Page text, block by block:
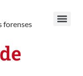
forenses